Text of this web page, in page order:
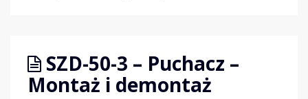
SZD-50-3 – Puchacz –
Montaż i demontaż